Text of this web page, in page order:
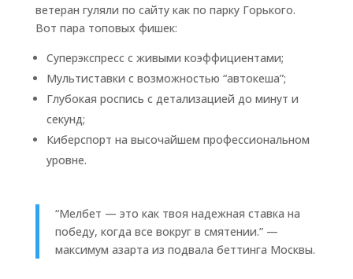
ветеран гуляли по сайту как по парку Горького.
Вот пара топовых фишек:
Суперэкспресс с живыми коэффициентами;
Мультиставки с возможностью “автокеша”;
Глубокая роспись с детализацией до минут и
секунд;
Киберспорт на высочайшем профессиональном
уровне.
“Мелбет — это как твоя надежная ставка на
победу, когда все вокруг в смятении.” —
максимум азарта из подвала беттинга Москвы.